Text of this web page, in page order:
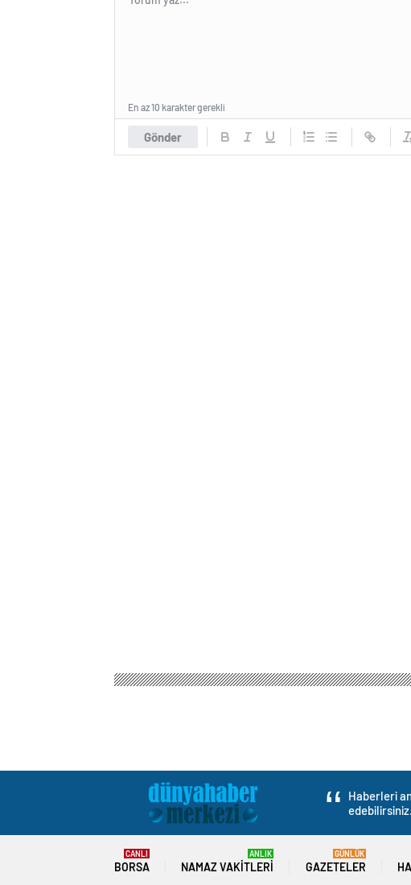
Gönder
En az 10 karakter gerekli
Haberleri
edebilirsiniz.
BORSA
CANLI
NAMAZ VAKITLERI
ANLIK
GAZETELER
GÜNLÜK